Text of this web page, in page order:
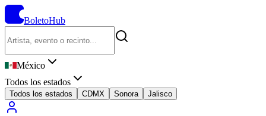
BoletoHub
México
Todos los estados
Todos los estados CDMX Sonora Jalisco